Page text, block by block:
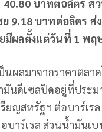
บาทต่อลิตร ส่
9.18 บาทต่อลิตร
มีผลตั้งแต่วันที่ 1 พฤ
นผลมาจากราคาตล
มันดีเซลปิดอยู่ที่ประ
ญสหรัฐฯ ต่อบาร์เร
บาร์เรล ส่วนน้ำมัน